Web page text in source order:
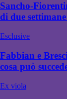
Sancho-
di due
Esclusive
Fabbian e
cosa può
Ex viola